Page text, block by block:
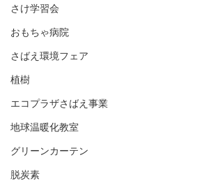
さけ学習会
おもちゃ病院
さばえ環境フェア
植樹
エコプラザさばえ事業
地球温暖化教室
グリーンカーテン
脱炭素